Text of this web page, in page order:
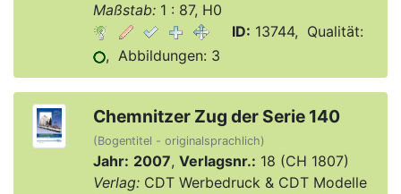
Maßstab:1 : 87, H0
ID: 13744, Qualität:
, Abbildungen: 3
Chemnitzer Zug der Serie 140
(Bogentitel - originalsprachlich)
Jahr: 2007, Verlagsnr.: 18 (CH 1807)
Verlag:CDT Werbedruck & CDT Modelle